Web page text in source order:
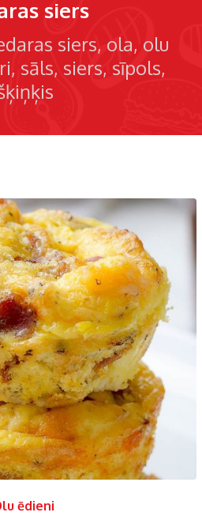
siers
siers ola olu
sāls siers sīpols
ēdieni